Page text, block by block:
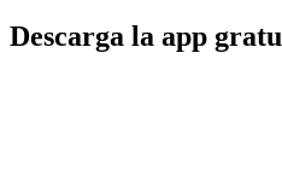
Descarga la app